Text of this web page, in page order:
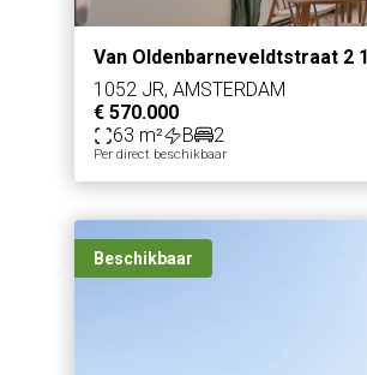
Van Oldenbarneveldtstraat 2 1
1052 JR, AMSTERDAM
€ 570.000
63 m²
B 2
Per direct beschikbaar
Beschikbaar